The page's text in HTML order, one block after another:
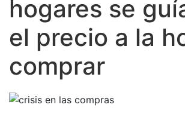
hogares se
el precio a la
comprar